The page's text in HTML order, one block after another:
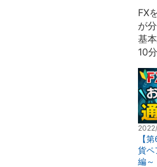
FX
が
基
10
【
貨
編